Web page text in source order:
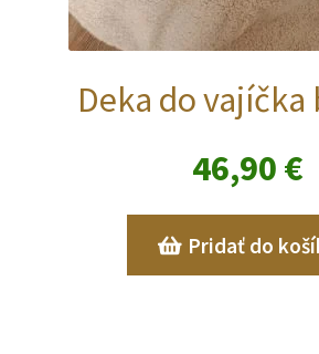
Deka do vajíčka
46,90 €
Pridať do